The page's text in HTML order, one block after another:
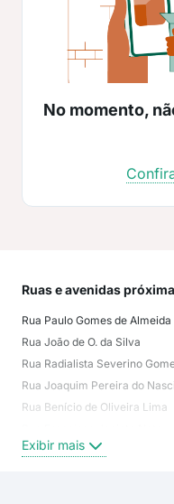
No momento,
Ruas e avenidas
Rua Paulo Gomes de Almeida
Rua João de O. da Silva
Rua Radialista Severino
Rua Joaquim Pereira do
Rua Benício de Oliveira Lima
Rua Edgar Cavalcante Pedroza
Exibir mais